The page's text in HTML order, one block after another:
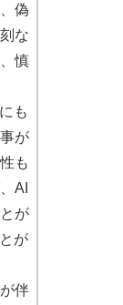
偽
な
慎
も
が
も
AI
が
が
伴